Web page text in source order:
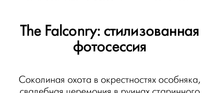
The Falconry: стилизованная
фотосессия
Соколиная охота в окрестностях особняка,